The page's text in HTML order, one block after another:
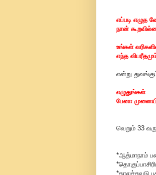
எப்படி எழுத
நான்
உங்கள்
எந்த
என்று
எழுதுங்கள்
பேனா
வெறும் 33
*ஆத்மாநாம்
*காலச்சுவடு